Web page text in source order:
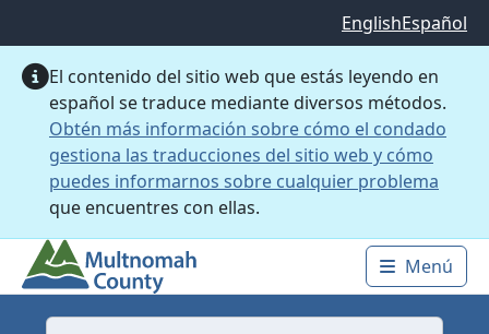
EnglishEspañol
El contenido del sitio web que estás leyendo en
español se traduce mediante diversos métodos.
Obtén más información sobre cómo el condado
gestiona las traducciones del sitio web y cómo
puedes informarnos sobre cualquier problema
que encuentres con ellas.
Main
Menú